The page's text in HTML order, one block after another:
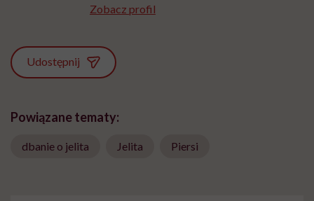
Zobacz profil
Udostępnij
Powiązane tematy:
dbanie o jelita Jelita Piersi